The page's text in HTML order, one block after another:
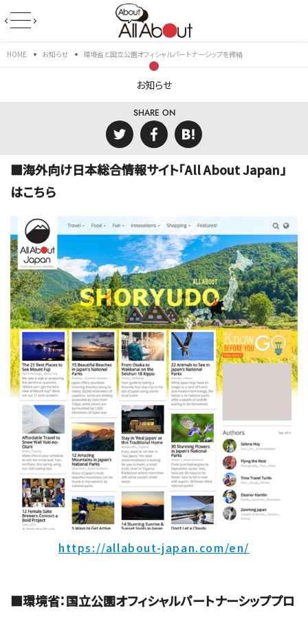
HOME お知らせ 環境省と国立公園オフィシャルパートナーシップを締結
お知らせ
SHARE ON
■海外向け日本総合情報サイト「All About Japan」
はこちら
https://allabout-japan.com/en/
■環境省：国立公園オフィシャルパートナーシッププロ